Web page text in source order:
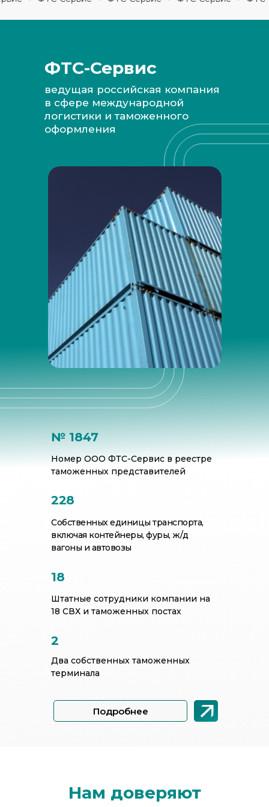
Подробнее
Два собственных таможенных
терминала
2
Штатные сотрудники компании на
18 СВХ и таможенных постах
18
Собственных единицы транспорта,
включая контейнеры, фуры, ж/д
вагоны и автовозы
228
Номер ООО ФТС-Сервис в реестре
таможенных представителей
№ 1847
ведущая российская компания
в сфере международной
логистики и таможенного
оформления
ФТС-Сервис
Нам доверяют
Наши преимущества для вас: